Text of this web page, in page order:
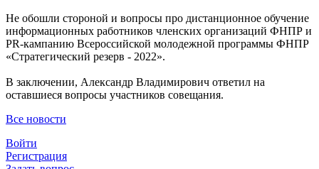
Не обошли стороной и вопросы про дистанционное обучение
информационных работников членских организаций ФНПР и
PR-кампанию Всероссийской молодежной программы ФНПР
«Стратегический резерв - 2022».
В заключении, Александр Владимирович ответил на
оставшиеся вопросы участников совещания.
Все новости
Войти
Регистрация